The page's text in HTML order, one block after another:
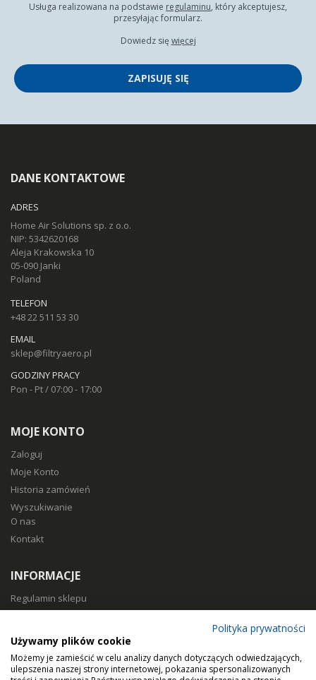
Usługa realizowana na podstawie regulaminu, który akceptujesz,
przesyłając formularz.
Dowiedz się więcej
ZAPISUJĘ SIĘ
DANE KONTAKTOWE
ADRES
Home Air Solutions sp. z o.o.
NIP: 5342620168
Aleja Krakowska 10
05-090 Janki
Poland
TELEFON
+48 22 511 53 30
EMAIL
sklep@filtryaero.pl
GODZINY PRACY
Pon - Pt / 07:00 - 17:00
MOJE KONTO
Zaloguj
Moje Konto
Historia zamówień
Wyszukiwanie
O nas
Kontakt
INFORMACJE
Regulamin sklepu
Koszty i czas dostawy
Zwroty i reklamacje
Polityka prywatności
Używamy plików cookie
Możemy je zamieścić w celu analizy danych dotyczących odwiedzających,
ulepszenia naszej strony internetowej, pokazania spersonalizowanych